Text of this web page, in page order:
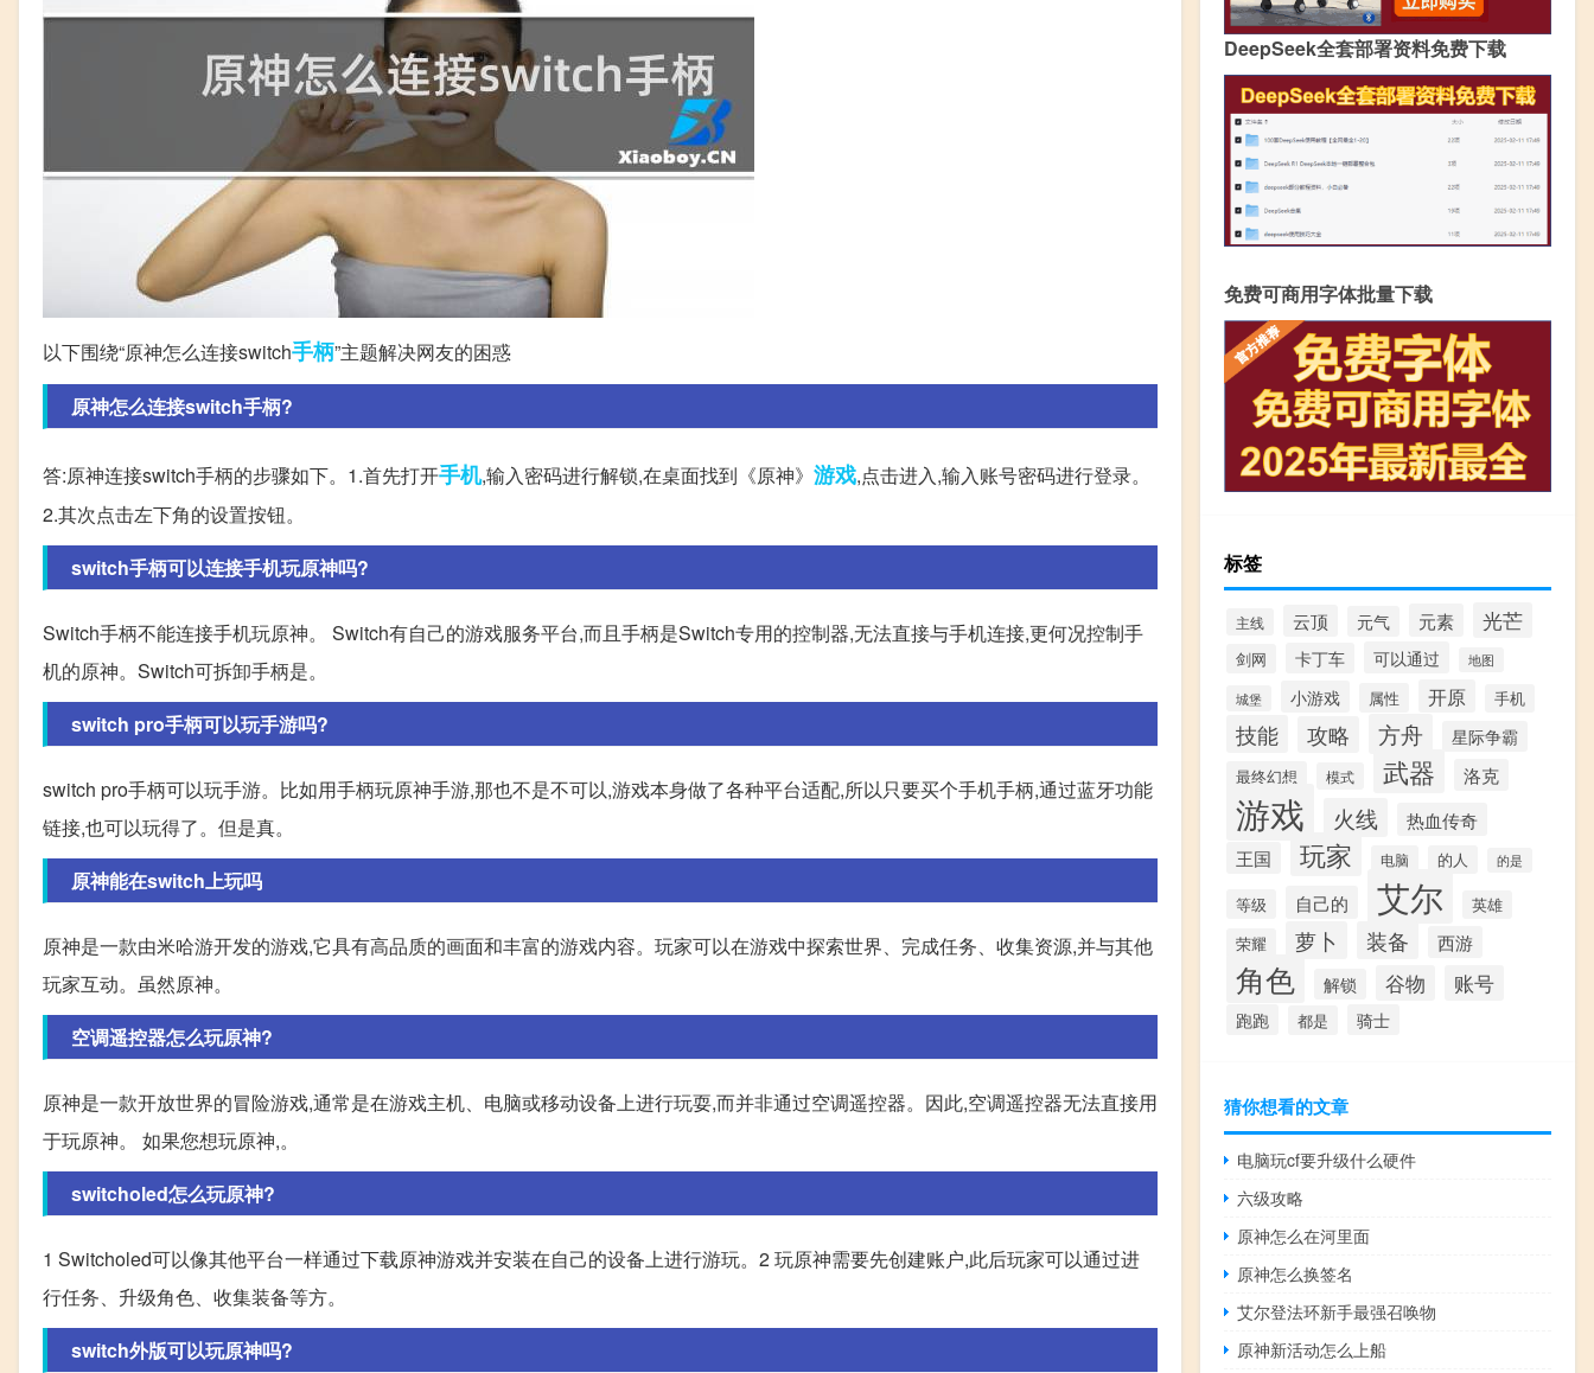
以下围绕“原神怎么连接switch手柄”主题解决网友的困惑
原神怎么连接switch手柄?
答:原神连接switch手柄的步骤如下。1.首先打开手机,输入密码进行解锁,在桌面找到《原神》 游戏,点击进入,输入账号密码进行登录。
2.其次点击左下角的设置按钮。
switch手柄可以连接手机玩原神吗?
Switch手柄不能连接手机玩原神。 Switch有自己的游戏服务平台,而且手柄是Switch专用的控制器,无法直接与手机连接,更何况控制手
机的原神。Switch可拆卸手柄是。
switch pro手柄可以玩手游吗?
switch pro手柄可以玩手游。比如用手柄玩原神手游,那也不是不可以,游戏本身做了各种平台适配,所以只要买个手机手柄,通过蓝牙功能
链接,也可以玩得了。但是真。
原神能在switch上玩吗
原神是一款由米哈游开发的游戏,它具有高品质的画面和丰富的游戏内容。玩家可以在游戏中探索世界、完成任务、收集资源,并与其他
玩家互动。虽然原神。
空调遥控器怎么玩原神?
原神是一款开放世界的冒险游戏,通常是在游戏主机、电脑或移动设备上进行玩耍,而并非通过空调遥控器。因此,空调遥控器无法直接用
于玩原神。 如果您想玩原神,。
switcholed怎么玩原神?
1 Switcholed可以像其他平台一样通过下载原神游戏并安装在自己的设备上进行游玩。2 玩原神需要先创建账户,此后玩家可以通过进
行任务、升级角色、收集装备等方。
switch外版可以玩原神吗?
DeepSeek全套部署资料免费下载
免费可商用字体批量下载
标签
主线 云顶 元气 元素 光芒
剑网 卡丁车 可以通过 地图
城堡 小游戏 属性 开原 手机
技能 攻略 方舟 星际争霸
最终幻想 模式 武器 洛克
游戏 火线 热血传奇
王国 玩家 电脑 的人 的是
等级 自己的 艾尔 英雄
荣耀 萝卜 装备 西游
角色 解锁 谷物 账号
跑跑 都是 骑士
猜你想看的文章
电脑玩cf要升级什么硬件
六级攻略
原神怎么在河里面
原神怎么换签名
艾尔登法环新手最强召唤物
原神新活动怎么上船